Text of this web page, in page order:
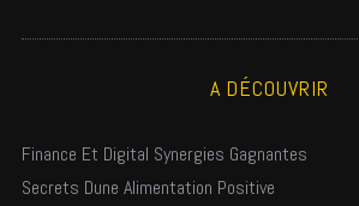
A DÉCOUVRIR
Finance Et Digital Synergies Gagnantes
Secrets Dune Alimentation Positive